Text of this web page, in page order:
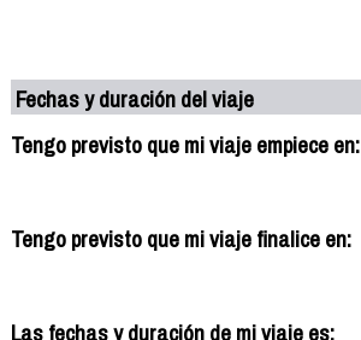
Fechas y duración del viaje
Tengo previsto que mi viaje empiece en:
Tengo previsto que mi viaje finalice en:
Las fechas y duración de mi viaje es: